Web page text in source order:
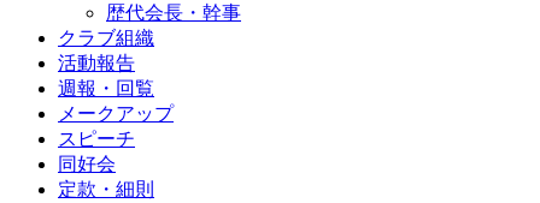
歴代会長・幹事
クラブ組織
活動報告
週報・回覧
メークアップ
スピーチ
同好会
定款・細則